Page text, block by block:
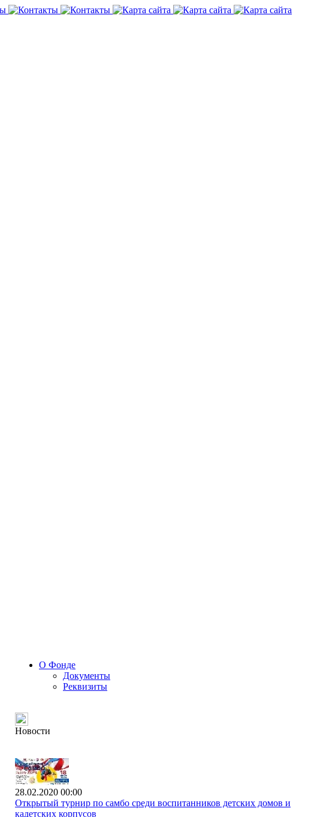
О Фонде
Документы
Реквизиты
Новости
28.02.2020 00:00
Открытый турнир по самбо среди воспитанников детских домов и
кадетских корпусов